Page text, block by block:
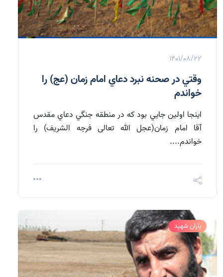
1401/08/22
وقتي در صحنه نبرد دعاي امام زمان (عج) را
خواندم
اينجا اولين جايي بود که در منطقه جنگي دعاي مقدس
آقا امام زمان(عجل الله تعالی فرجه الشریف) را
خواندم....
یاران شهید